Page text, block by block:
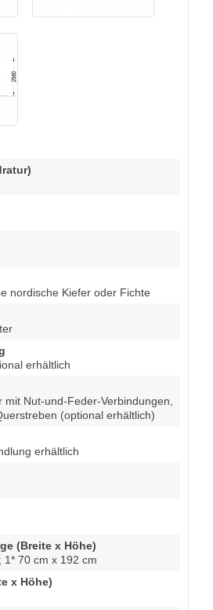
nordische Kiefer oder Fichte
erhältlich
Nut-und-Feder-Verbindungen,
(optional erhältlich)
erhältlich
(Breite x Höhe)
1* 70 cm x 192 cm
x Höhe)